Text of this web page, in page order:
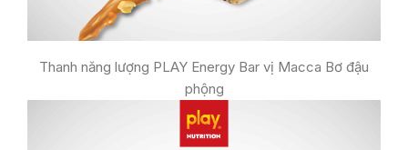
Thanh năng lượng PLAY Energy Bar vị Macca Bơ đậu
phộng